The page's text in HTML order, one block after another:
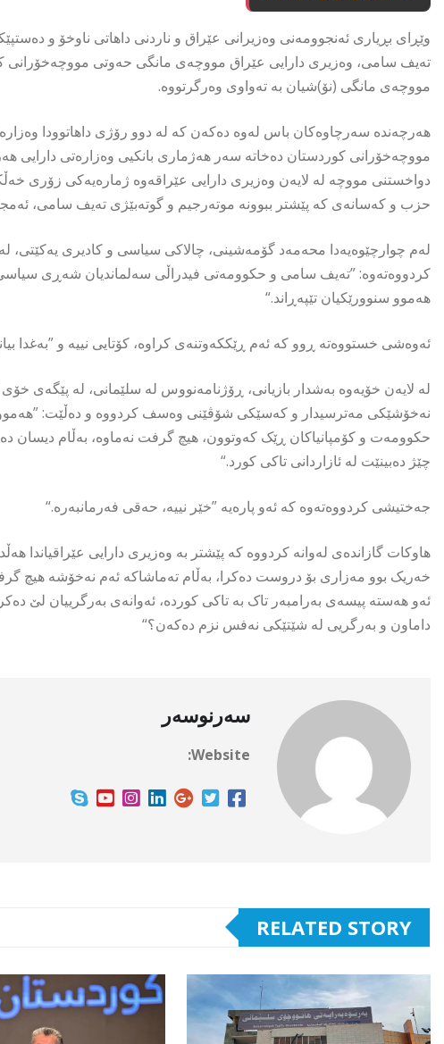
وێڕای بڕیاری ئەنجوومەنی وەزیرانی عێراق و ناردنی داهاتی ناوخۆ و
تەیف سامی، وەزیری دارایی عێراق مووچەی مانگی حەوتی مووچەخۆرانی
مووچەی مانگی (نۆ)شیان بە تەواوی وەرگرتووە.
هەرچەندە سەرچاوەكان باس لەوە دەكەن كە لە دوو رۆژی داهاتوودا
مووچەخۆرانی كوردستان دەخاتە سەر هەژماری بانكیی وەزارەتی دارایی
دواخستنی مووچە لە لایەن وەزیری دارایی عێراقەوە ژمارەیەكی زۆری
حزب و كەسانەی كە پێشتر ببوونە موتەرجیم و گوتەبێژی تەیف سامی،
لەم چوارچێوەیەدا محەمەد گۆمەشینی، چالاكی سیاسی و كادیری یەكێتی،
كردووەتەوە: ”تەیف سامی و حکوومەتی فیدراڵی سەلماندیان شەڕی
هەموو سنوورێکیان تێپەڕاند.“
ئەوەشی خستووەتە ڕوو كە ئەم ڕێككەوتنەی كراوە، كۆتایی نییە و ”بەغدا
لە لایەن خۆیەوە بەشدار بازیانی، ڕۆژنامەنووس لە سلێمانی، لە پێگەی
نەخۆشێكی مەترسیدار و كەسێكی شۆڤێنی وەسف كردووە و دەڵێت: ”هەموو
حکوومەت و کۆمپانیاکان ڕێک کەوتوون، هیچ گرفت نەماوە، بەڵام دیسان
چێژ دەبینێت لە ئازاردانی تاکی کورد.“
جەختیشی كردووەتەوە كە ئەو پارەیە ”خێر نییە، حەقی فەرمانبەرە.“
هاوكات گازاندەی لەوانە كردووە كە پێشتر بە وەزیری دارایی عێراقیاندا
خەریک بوو مەزاری بۆ دروست دەکرا، بەڵام تەماشاکە ئەم نەخۆشە هیچ
ئەو هەستە پیسەی بەرامبەر تاک بە تاکی کوردە، ئەوانەی بەرگرییان لێ
داماون و بەرگریی لە شێتێکی نەفس نزم دەکەن؟“
سەرنوسەر
Website:
RELATED STORY